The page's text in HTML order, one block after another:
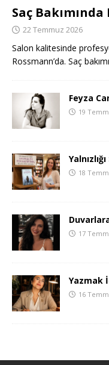
Saç
22 Temmuz 2026
Salon kalitesinde
Rossmann’da. Saç
Feyza
19
18
17
Yazmak
16